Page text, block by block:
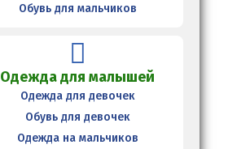
Обувь для мальчиков
Одежда для малышей
Одежда для девочек
Обувь для девочек
Одежда на мальчиков